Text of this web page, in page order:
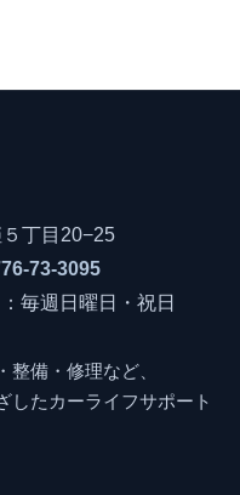
丁目20−25
73-3095
毎週日曜日・祝日
備・修理など、
したカーライフサポート